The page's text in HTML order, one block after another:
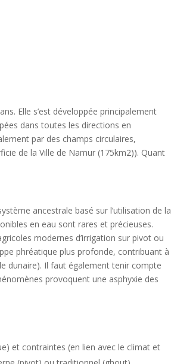
Elle s’est développée principalement
dans toutes les directions en
par des champs circulaires,
de la Ville de Namur (175km2)). Quant
ancestrale basé sur l’utilisation de la
en eau sont rares et précieuses.
modernes d’irrigation sur pivot ou
phréatique plus profonde, contribuant à
dunaire). Il faut également tenir compte
provoquent une asphyxie des
et contraintes (en lien avec le climat et